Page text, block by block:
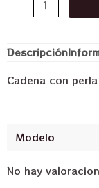
Descripción
Cadena con
Modelo
No hay